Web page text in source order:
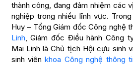
thành công, đang đảm nhiệm các
nghiệp trong nhiều lĩnh vực.
Huy – Tổng Giám đốc Công nghệ
Linh, Giám đốc Điều hành Công
Mai Linh là Chủ tịch Hội cựu sinh
sinh viênkhoa Công nghệ thông